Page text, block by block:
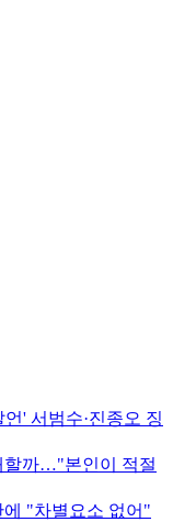
' 서범수·진종오 징
할까…"본인이 적절
"차별요소 없어"